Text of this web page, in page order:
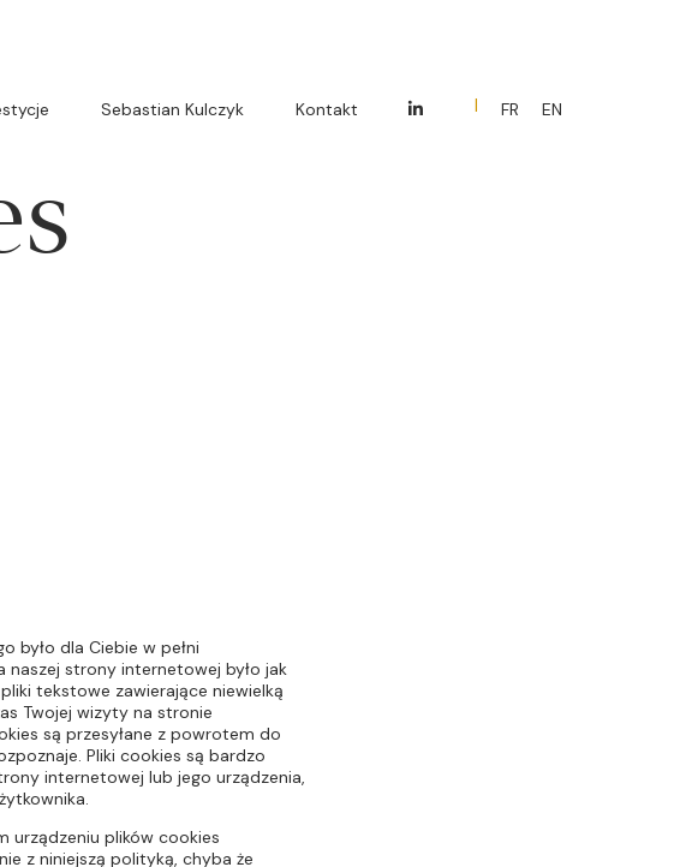
Sebastian Kulczyk Kontakt FR EN
było dla Ciebie w pełni
naszej strony internetowej było jak
tekstowe zawierające niewielką
Twojej wizyty na stronie
są przesyłane z powrotem do
Pliki cookies są bardzo
internetowej lub jego urządzenia,
urządzeniu plików cookies
z niniejszą polityką, chyba że